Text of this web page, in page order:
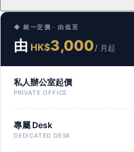
◆ 統一定價 · 由低至
由 HK$3,000/ 月起
私人辦公室起價
PRIVATE OFFICE
專屬 Desk
DEDICATED DESK